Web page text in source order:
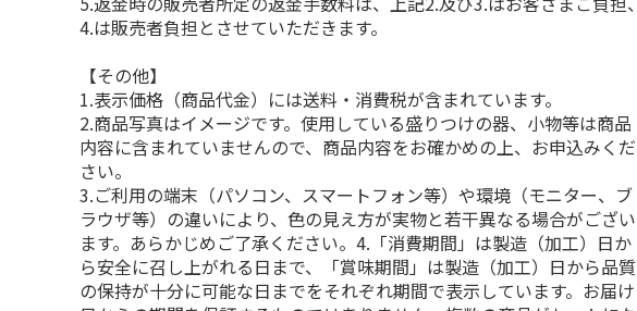
4.は販売者負担とさせていただきます。
【その他】
1.表示価格（商品代金）には送料・消費税が含まれています。
2.商品写真はイメージです。使用している盛りつけの器、小物等は商品
内容に含まれていませんので、商品内容をお確かめの上、お申込みくだ
さい。
3.ご利用の端末（パソコン、スマートフォン等）や環境（モニター、ブ
ラウザ等）の違いにより、色の見え方が実物と若干異なる場合がござい
ます。あらかじめご了承ください。4.「消費期間」は製造（加工）日か
ら安全に召し上がれる日まで、「賞味期間」は製造（加工）日から品質
の保持が十分に可能な日までをそれぞれ期間で表示しています。お届け